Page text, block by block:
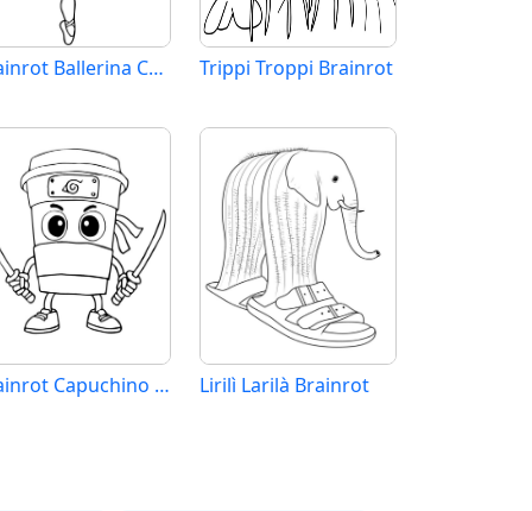
Brainrot Ballerina Cappuccina Trippi Troppi Brainrot
Brainrot Capuchino Assassino Lirilì Larilà Brainrot